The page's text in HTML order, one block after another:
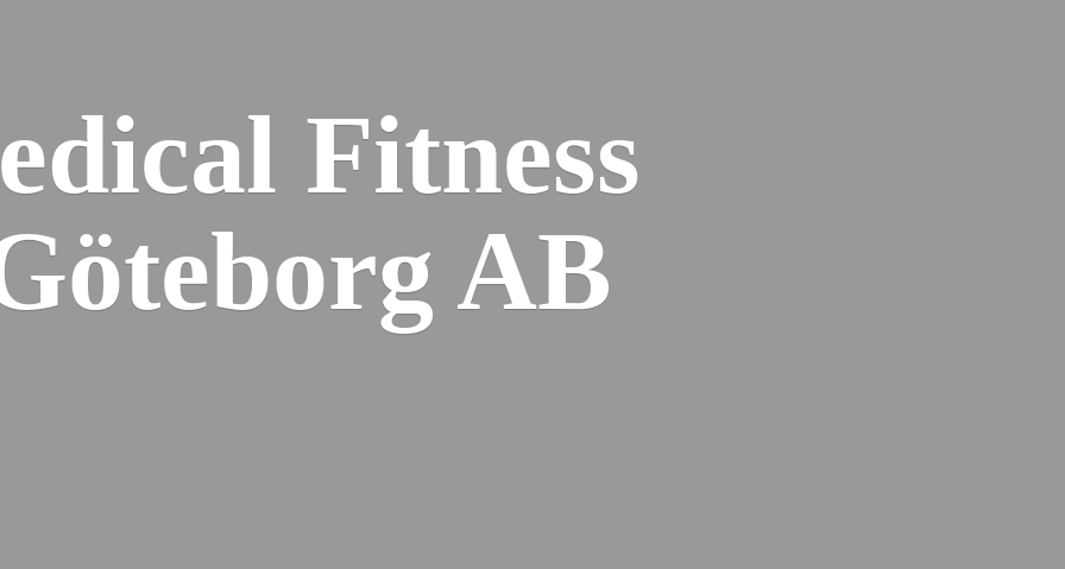
Fitness
teborg AB